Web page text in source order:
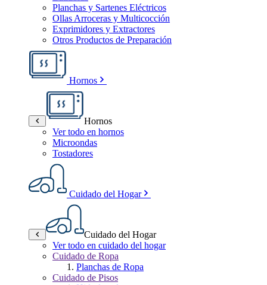
Planchas y Sartenes Eléctricos
Ollas Arroceras y Multicocción
Exprimidores y Extractores
Otros Productos de Preparación
Hornos
Hornos
Ver todo en hornos
Microondas
Tostadores
Cuidado del Hogar
Cuidado del Hogar
Ver todo en cuidado del hogar
Cuidado de Ropa
Planchas de Ropa
Cuidado de Pisos